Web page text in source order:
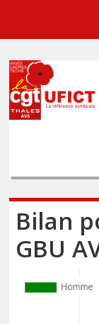
Bilan
GBU